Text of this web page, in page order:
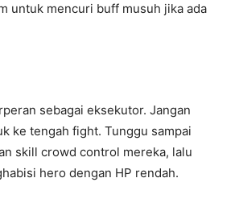
untuk mencuri buff musuh jika ada
sebagai eksekutor. Jangan
ke tengah fight. Tunggu sampai
skill crowd control mereka, lalu
hero dengan HP rendah.